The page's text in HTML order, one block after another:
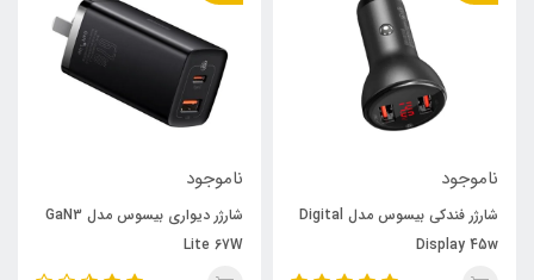
ناموجود
شارژر فندکی بیسوس مدل Digital
Display 45w
ناموجود
شارژر دیواری بیسوس مدل GaN3
Lite 67W